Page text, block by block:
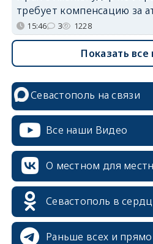
требует компенсацию за
15:46 3 1228
Показать все
Севастополь на связи
Все наши Видео
О местном для
Севастополь в
Раньше всех и